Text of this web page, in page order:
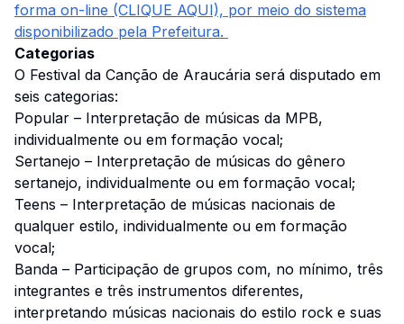
forma on-line (CLIQUE AQUI), por meio do sistema
disponibilizado pela Prefeitura.
Categorias
O Festival da Canção de Araucária será disputado em
seis categorias:
Popular – Interpretação de músicas da MPB,
individualmente ou em formação vocal;
Sertanejo – Interpretação de músicas do gênero
sertanejo, individualmente ou em formação vocal;
Teens – Interpretação de músicas nacionais de
qualquer estilo, individualmente ou em formação
vocal;
Banda – Participação de grupos com, no mínimo, três
integrantes e três instrumentos diferentes,
interpretando músicas nacionais do estilo rock e suas